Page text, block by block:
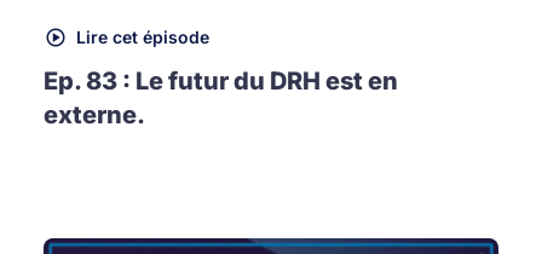
Lire cet épisode
Ep. 83 : Le futur du DRH est en
externe.